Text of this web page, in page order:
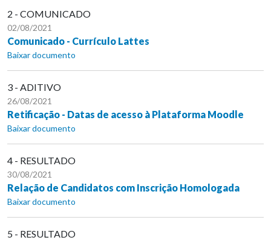
2 - COMUNICADO
02/08/2021
Comunicado - Currículo Lattes
Baixar documento
3 - ADITIVO
26/08/2021
Retificação - Datas de acesso à Plataforma Moodle
Baixar documento
4 - RESULTADO
30/08/2021
Relação de Candidatos com Inscrição Homologada
Baixar documento
5 - RESULTADO